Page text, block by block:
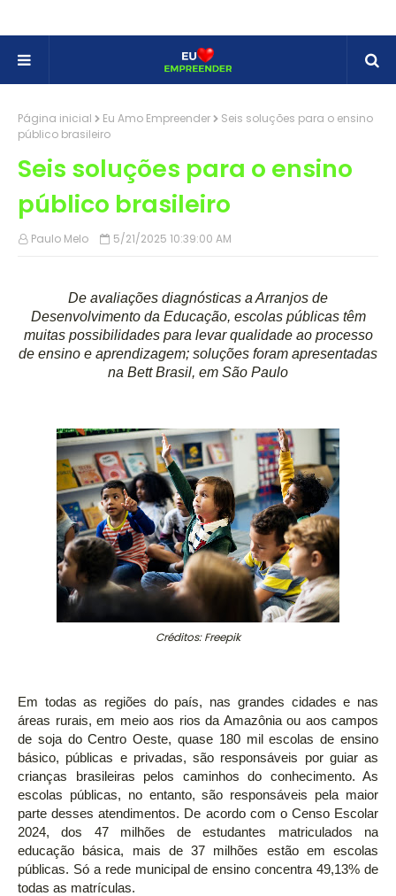
Página inicial Eu Amo Empreender
Seis soluções para o ensino
público brasileiro
Seis soluções para o ensino
público brasileiro
Paulo Melo 5/21/2025 10:39:00 AM
De avaliações diagnósticas a Arranjos de
Desenvolvimento da Educação, escolas públicas têm
muitas possibilidades para levar qualidade ao processo
de ensino e aprendizagem; soluções foram apresentadas
na Bett Brasil, em São Paulo
Créditos: Freepik
Em todas as regiões do país, nas grandes cidades e nas
áreas rurais, em meio aos rios da Amazônia ou aos campos
de soja do Centro Oeste, quase 180 mil escolas de ensino
básico, públicas e privadas, são responsáveis por guiar as
crianças brasileiras pelos caminhos do conhecimento. As
escolas públicas, no entanto, são responsáveis pela maior
parte desses atendimentos. De acordo com o Censo Escolar
2024, dos 47 milhões de estudantes matriculados na
educação básica, mais de 37 milhões estão em escolas
públicas. Só a rede municipal de ensino concentra 49,13% de
todas as matrículas.